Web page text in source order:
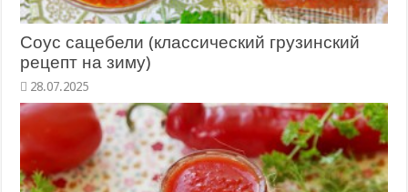
Соус сацебели (классический грузинский
рецепт на зиму)
28.07.2025